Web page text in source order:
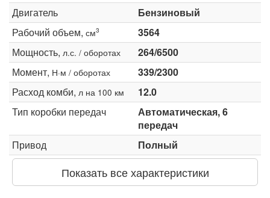
Двигатель
Бензиновый
Рабочий объем, см3
3564
Мощность, л.с. / оборотах
264/6500
Момент, Н·м / оборотах
339/2300
Расход комби, л на 100 км
12.0
Тип коробки передач
Автоматическая, 6
передач
Привод
Полный
Показать все характеристики